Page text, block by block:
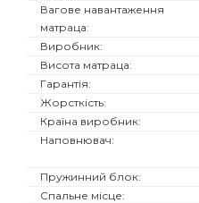
Вагове навантаження
матраца:
Виробник:
Висота матраца:
Гарантія:
Жорсткість:
Країна виробник:
Наповнювач:
Пружинний блок:
Спальне місце: